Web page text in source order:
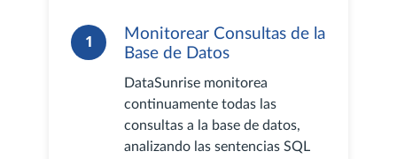
1
Monitorear Consultas de la
Base de Datos
DataSunrise monitorea
continuamente todas las
consultas a la base de datos,
analizando las sentencias SQL